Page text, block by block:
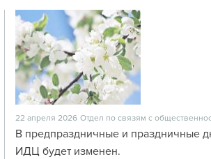
22 апреля 2026 Отдел по связям с
В предпраздничные и праздничные
ИДЦ будет изменен.